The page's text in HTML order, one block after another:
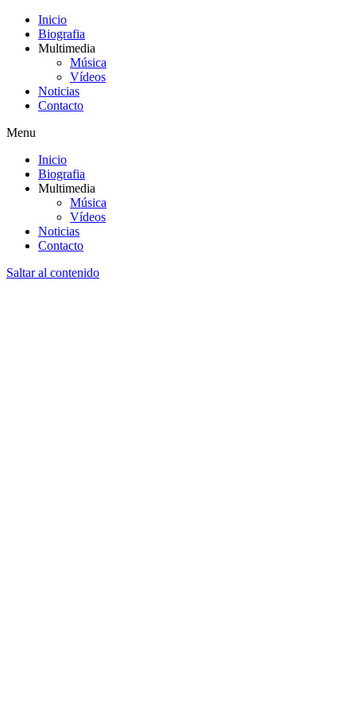
Inicio
Biografia
Multimedia
Música
Vídeos
Noticias
Contacto
Menu
Inicio
Biografia
Multimedia
Música
Vídeos
Noticias
Contacto
Saltar al contenido